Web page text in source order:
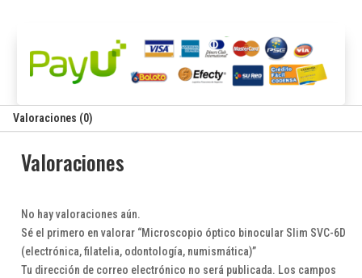
Valoraciones (0)
Valoraciones
No hay valoraciones aún.
Sé el primero en valorar “Microscopio óptico binocular Slim SVC-6D
(electrónica, filatelia, odontología, numismática)”
Tu dirección de correo electrónico no será publicada. Los campos